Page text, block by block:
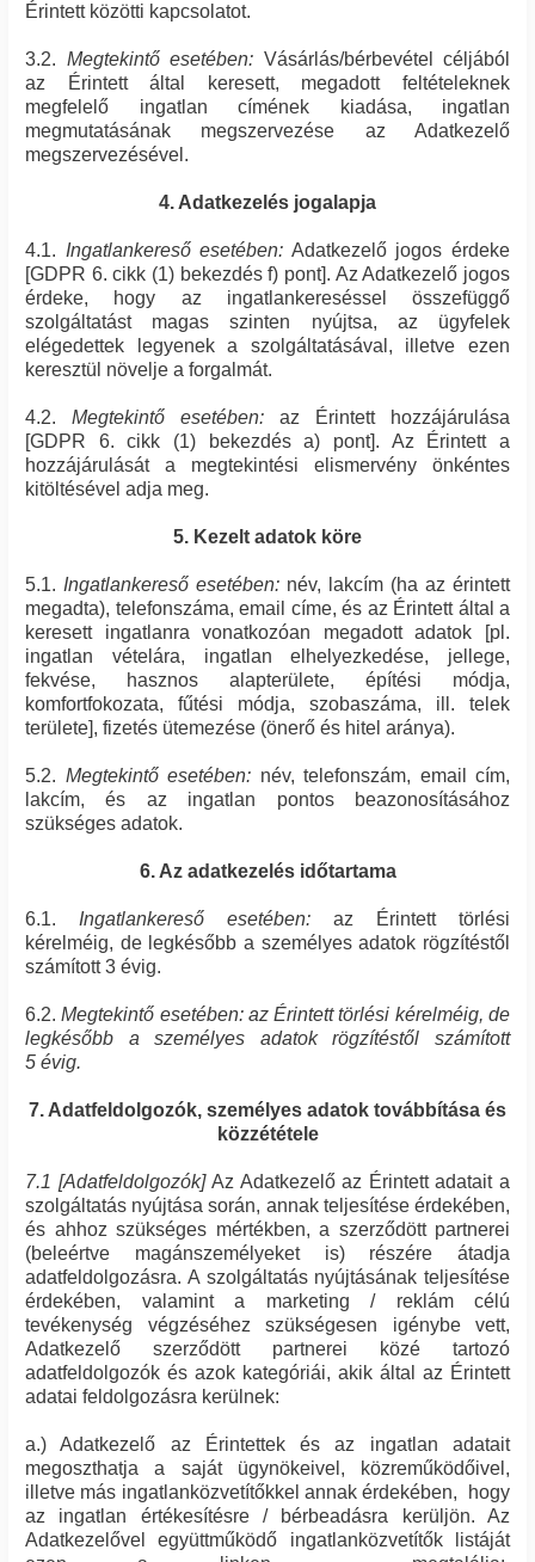
Érintett közötti kapcsolatot.
3.2. Megtekintő esetében: Vásárlás/bérbevétel céljából
az Érintett által keresett, megadott feltételeknek
megfelelő ingatlan címének kiadása, ingatlan
megmutatásának megszervezése az Adatkezelő
megszervezésével.
4. Adatkezelés jogalapja
4.1. Ingatlankereső esetében: Adatkezelő jogos érdeke
[GDPR 6. cikk (1) bekezdés f) pont]. Az Adatkezelő jogos
érdeke, hogy az ingatlankereséssel összefüggő
szolgáltatást magas szinten nyújtsa, az ügyfelek
elégedettek legyenek a szolgáltatásával, illetve ezen
keresztül növelje a forgalmát.
4.2. Megtekintő esetében: az Érintett hozzájárulása
[GDPR 6. cikk (1) bekezdés a) pont]. Az Érintett a
hozzájárulását a megtekintési elismervény önkéntes
kitöltésével adja meg.
5. Kezelt adatok köre
5.1. Ingatlankereső esetében: név, lakcím (ha az érintett
megadta), telefonszáma, email címe, és az Érintett által a
keresett ingatlanra vonatkozóan megadott adatok [pl.
ingatlan vételára, ingatlan elhelyezkedése, jellege,
fekvése, hasznos alapterülete, építési módja,
komfortfokozata, fűtési módja, szobaszáma, ill. telek
területe], fizetés ütemezése (önerő és hitel aránya).
5.2. Megtekintő esetében: név, telefonszám, email cím,
lakcím, és az ingatlan pontos beazonosításához
szükséges adatok.
6. Az adatkezelés időtartama
6.1. Ingatlankereső esetében: az Érintett törlési
kérelméig, de legkésőbb a személyes adatok rögzítéstől
számított 3 évig.
6.2.Megtekintő esetében: az Érintett törlési kérelméig, de
legkésőbb a személyes adatok rögzítéstől számított
5 évig.
7. Adatfeldolgozók, személyes adatok továbbítása és
közzététele
7.1 [Adatfeldolgozók]Az Adatkezelő az Érintett adatait a
szolgáltatás nyújtása során, annak teljesítése érdekében,
és ahhoz szükséges mértékben, a szerződött partnerei
(beleértve magánszemélyeket is) részére átadja
adatfeldolgozásra. A szolgáltatás nyújtásának teljesítése
érdekében, valamint a marketing / reklám célú
tevékenység végzéséhez szükségesen igénybe vett,
Adatkezelő szerződött partnerei közé tartozó
adatfeldolgozók és azok kategóriái, akik által az Érintett
adatai feldolgozásra kerülnek:
a.) Adatkezelő az Érintettek és az ingatlan adatait
megoszthatja a saját ügynökeivel, közreműködőivel,
illetve más ingatlanközvetítőkkel annak érdekében, hogy
az ingatlan értékesítésre / bérbeadásra kerüljön. Az
Adatkezelővel együttműködő ingatlanközvetítők listáját